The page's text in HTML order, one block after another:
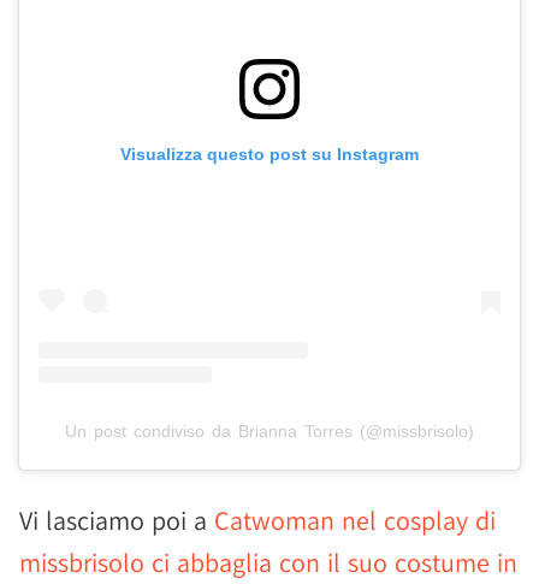
Visualizza questo post su Instagram
Un post condiviso da Brianna Torres (@missbrisolo)
Vi lasciamo poi a Catwoman nel cosplay di
missbrisolo ci abbaglia con il suo costume in